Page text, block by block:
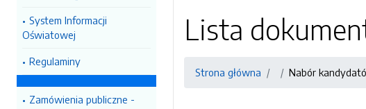
System Informacji
Oświatowej
Regulaminy
Zamówienia publiczne -
Lista
Strona główna Nabór